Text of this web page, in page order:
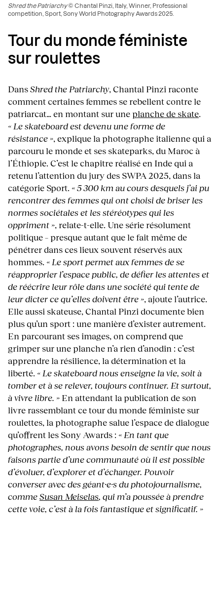
Shred the Patriarchy© Chantal Pinzi, Italy, Winner, Professional
competition, Sport, Sony World Photography Awards 2025.
Tour du monde féministe
sur roulettes
DansShred the Patriarchy, Chantal Pinzi raconte
comment certaines femmes se rebellent contre le
patriarcat… en montant sur uneplanche de skate.
« Le skateboard est devenu une forme de
résistance », explique la photographe italienne qui a
parcouru le monde et ses skateparks, du Maroc à
l’Éthiopie. C’est le chapitre réalisé en Inde qui a
retenu l’attention du jury des SWPA 2025, dans la
catégorie Sport. « 5 300 km au cours desquels j’ai pu
rencontrer des femmes qui ont choisi de briser les
normes sociétales et les stéréotypes qui les
oppriment », relate-t-elle. Une série résolument
politique – presque autant que le fait même de
pénétrer dans ces lieux souvent réservés aux
hommes. « Le sport permet aux femmes de se
réapproprier l’espace public, de défier les attentes et
de réécrire leur rôle dans une société qui tente de
leur dicter ce qu’elles doivent être », ajoute l’autrice.
Elle aussi skateuse, Chantal Pinzi documente bien
plus qu’un sport : une manière d’exister autrement.
En parcourant ses images, on comprend que
grimper sur une planche n’a rien d’anodin : c’est
apprendre la résilience, la détermination et la
liberté. « Le skateboard nous enseigne la vie, soit à
tomber et à se relever, toujours continuer. Et surtout,
à vivre libre. » En attendant la publication de son
livre rassemblant ce tour du monde féministe sur
roulettes, la photographe salue l’espace de dialogue
qu’offrent les Sony Awards : « En tant que
photographes, nous avons besoin de sentir que nous
faisons partie d’une communauté où il est possible
d’évoluer, d’explorer et d’échanger. Pouvoir
converser avec des géant·e·s du photojournalisme,
commeSusan Meiselas, qui m’a poussée à prendre
cette voie, c’est à la fois fantastique et significatif. »